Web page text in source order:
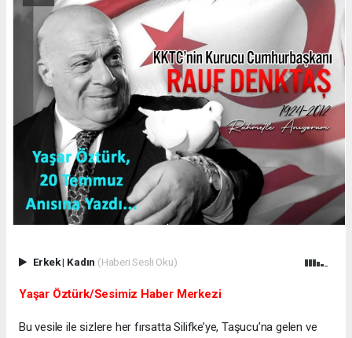
Erkek| Kadın (Haberi Sesli Oku)
Yaşar Öztürk/Sesimiz Haber Merkezi
Bu vesile ile sizlere her fırsatta Silifke’ye, Taşucu’na gelen ve